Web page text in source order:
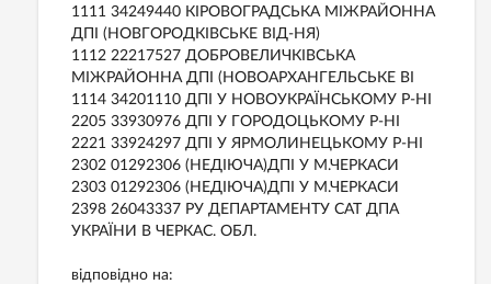
1111 34249440 КIРОВОГРАДСЬКА МIЖРАЙОННА
ДПI (НОВГОРОДКIВСЬКЕ ВIД-НЯ)
1112 22217527 ДОБРОВЕЛИЧКIВСЬКА
МIЖРАЙОННА ДПI (НОВОАРХАНГЕЛЬСЬКЕ ВI
1114 34201110 ДПI У НОВОУКРАЇНСЬКОМУ Р-НI
2205 33930976 ДПI У ГОРОДОЦЬКОМУ Р-НI
2221 33924297 ДПI У ЯРМОЛИНЕЦЬКОМУ Р-НI
2302 01292306 (НЕДIЮЧА)ДПI У М.ЧЕРКАСИ
2303 01292306 (НЕДIЮЧА)ДПI У М.ЧЕРКАСИ
2398 26043337 РУ ДЕПАРТАМЕНТУ САТ ДПА
УКРАЇНИ В ЧЕРКАС. ОБЛ.
відповідно на: